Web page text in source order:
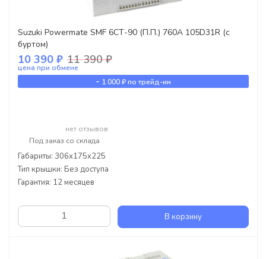
Suzuki Powermate SMF 6СТ-90 (П.П.) 760А 105D31R (с
буртом)
10 390 ₽ 11 390 ₽
цена при обмене
- 1 000 ₽по трейд-ин
нет отзывов
Под заказ со склада
Габариты: 306x175x225
Тип крышки: Без доступа
Гарантия: 12 месяцев
В корзину